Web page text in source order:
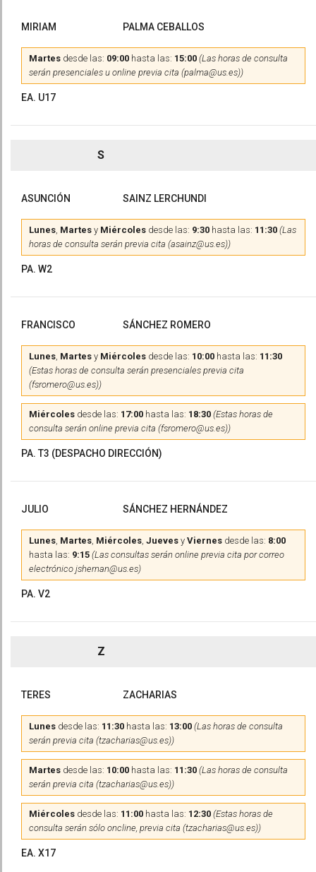
MIRIAM PALMA CEBALLOS
Martes desde las: 09:00 hasta las: 15:00 (Las horas de consulta
serán presenciales u online previa cita (palma@us.es))
EA. U17
S
ASUNCIÓN SAINZ LERCHUNDI
Lunes, Martes y Miércoles desde las: 9:30 hasta las: 11:30 (Las
horas de consulta serán previa cita (asainz@us.es))
PA. W2
FRANCISCO SÁNCHEZ ROMERO
Lunes, Martes y Miércoles desde las: 10:00 hasta las: 11:30
(Estas horas de consulta serán presenciales previa cita
(fsromero@us.es))
Miércoles desde las: 17:00 hasta las: 18:30 (Estas horas de
consulta serán online previa cita (fsromero@us.es))
PA. T3 (DESPACHO DIRECCIÓN)
JULIO SÁNCHEZ HERNÁNDEZ
Lunes, Martes, Miércoles, Jueves y Viernes desde las: 8:00
hasta las: 9:15 (Las consultas serán online previa cita por correo
electrónico jshernan@us.es)
PA. V2
Z
TERES ZACHARIAS
Lunes desde las: 11:30 hasta las: 13:00 (Las horas de consulta
serán previa cita (tzacharias@us.es))
Martes desde las: 10:00 hasta las: 11:30 (Las horas de consulta
serán previa cita (tzacharias@us.es))
Miércoles desde las: 11:00 hasta las: 12:30 (Estas horas de
consulta serán sólo oncline, previa cita (tzacharias@us.es))
EA. X17